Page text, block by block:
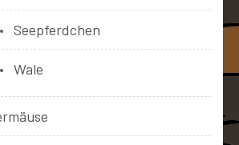
Seepferdchen
Wale